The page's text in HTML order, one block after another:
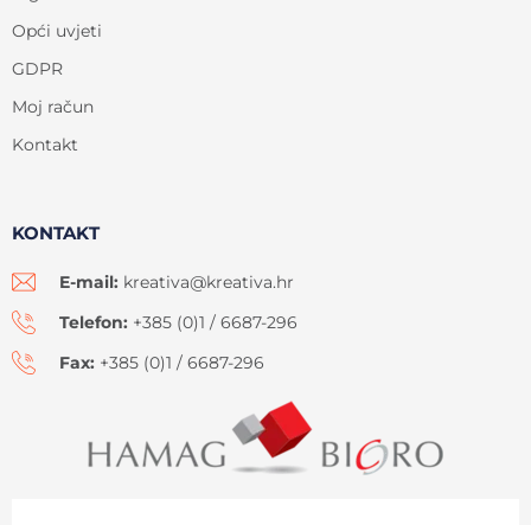
Opći uvjeti
GDPR
Moj račun
Kontakt
KONTAKT
E-mail: kreativa@kreativa.hr
Telefon: +385 (0)1 / 6687-296
Fax: +385 (0)1 / 6687-296